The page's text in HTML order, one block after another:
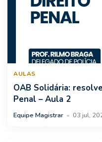
AULAS
OAB Solidária:
Penal – Aula 2
Equipe Magistrar • 03 jul,